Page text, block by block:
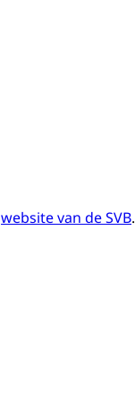
website van de SVB.